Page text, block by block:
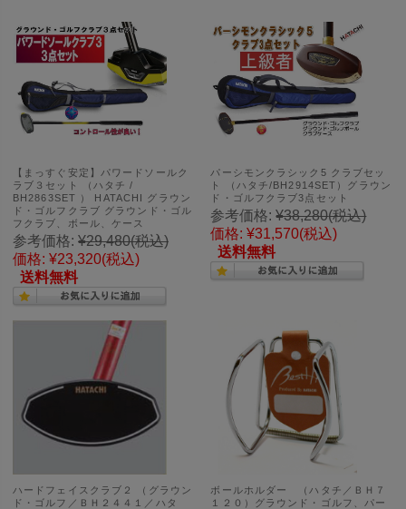
【まっすぐ安定】パワードソールク
ラブ３セット （ハタチ /
BH2863SET ） HATACHI グラウン
ド・ゴルフクラブ グラウンド・ゴル
フクラブ、ボール、ケース
参考価格: ¥29,480(税込)
価格: ¥23,320(税込)
送料無料
パーシモンクラシック5 クラブセッ
ト （ハタチ/BH2914SET）グラウン
ド・ゴルフクラブ3点セット
参考価格: ¥38,280(税込)
価格: ¥31,570(税込)
送料無料
ハードフェイスクラブ２ （グラウン
ド・ゴルフ／ＢＨ２４４１／ハタ
ボールホルダー （ハタチ／ＢＨ７
１２０）グラウンド・ゴルフ、パー